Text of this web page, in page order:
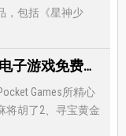
，包括《星神少
12款PG电子游戏试玩，最热门PG电子游戏免费试玩，还有超多福利等著你
Games所精心
将胡了2、寻宝黄金